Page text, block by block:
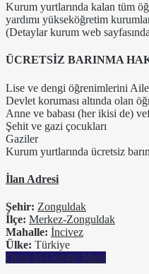
Kurum yurtlarında kalan tüm
yardımı yükseköğretim
(Detaylar kurum web sayfasında
ÜCRETSİZ BARINMA
Lise ve dengi öğrenimlerini Aile
Devlet koruması altında olan
Anne ve babası (her ikisi de)
Şehit ve gazi çocukları
Gaziler
Kurum yurtlarında ücretsiz
İlan Adresi
Şehir: Zonguldak
İlçe: Merkez-Zonguldak
Mahalle: İncivez
Ülke: Türkiye
Open In Google Maps